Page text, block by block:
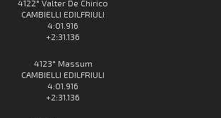
4122° Valter De Chirico
CAMBIELLI EDILFRIULI
4:01.916
+2:31.136
4123° Massum
CAMBIELLI EDILFRIULI
4:01.916
+2:31.136